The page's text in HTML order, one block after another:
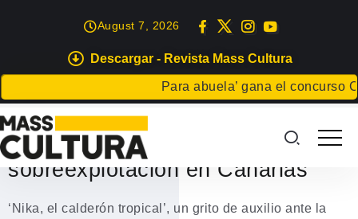
Descargar - Revista Mass Cultura
Para abuela’ gana el concurso Carta
August 7, 2026
EVENTOS
‘Nika, el calderón tropical’, un
grito de auxilio ante la
sobreexplotación en Canarias
‘Nika, el calderón tropical’, un grito de auxilio ante la